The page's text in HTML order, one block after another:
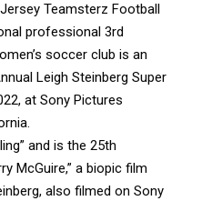
Teamsterz Football
professional 3rd
soccer club is an
Leigh Steinberg Super
at Sony Pictures
and is the 25th
McGuire,” a biopic film
also filmed on Sony